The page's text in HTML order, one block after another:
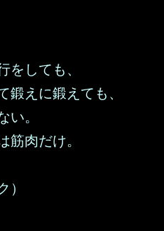
をしても、
鍛えに鍛えても、
い。
筋肉だけ。
）